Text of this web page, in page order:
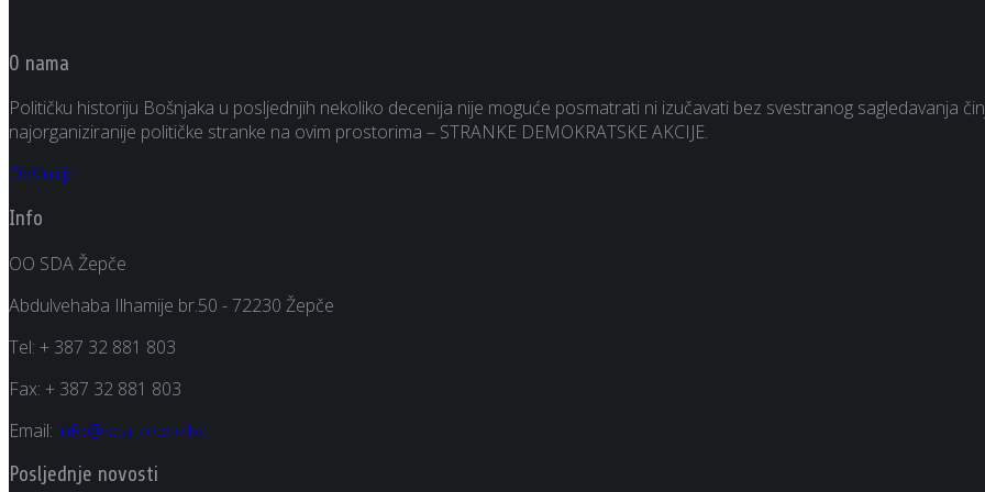
O nama
Političku historiju Bošnjaka u posljednjih nekoliko decenija nije moguće posmatrati ni izučavati bez svestranog sagledavanja
najorganiziranije političke stranke na ovim prostorima – STRANKE DEMOKRATSKE AKCIJE.
Opširnije ...
Info
OO SDA Žepče
Abdulvehaba Ilhamije br.50 - 72230 Žepče
Tel: + 387 32 881 803
Fax: + 387 32 881 803
Email: info@sda-zepce.ba
Posljednje novosti